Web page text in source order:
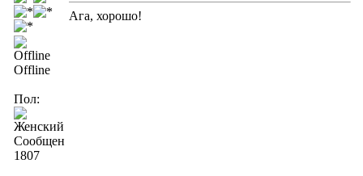
Offline
Пол:
Сообщений:
1807
Ага, хорошо!